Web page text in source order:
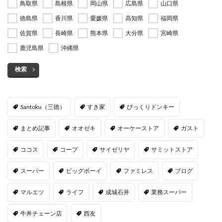
鳥取県 島根県 岡山県 広島県
山口県
徳島県
香川県 愛媛県 高知県
福岡県
佐賀県
長崎県 熊本県 大分県
宮崎県
鹿児島県
沖縄県
検索
Santoku（三徳） すき家 びっくりドンキー
まとめ記事 オオゼキ オーケーストア ガスト
ココス コープ サイゼリヤ サミットストア
スーパー ビッグボーイ ファミレス ブログ
マルエツ ライフ 成城石井 業務スーパー
牛丼チェーン店 西友